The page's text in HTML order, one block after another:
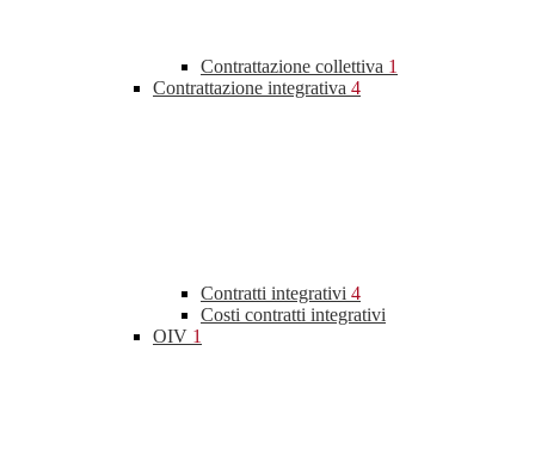
Contrattazione collettiva 1
Contrattazione integrativa 4
Contratti integrativi 4
Costi contratti integrativi
OIV 1